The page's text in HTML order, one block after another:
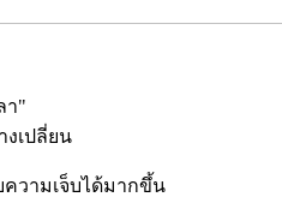
า"
เปลี่ยน
ความเจ็บได้มากขึ้น